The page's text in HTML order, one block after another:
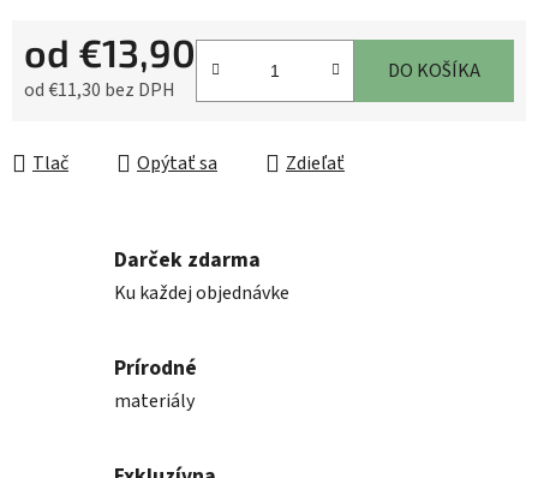
od €13,90
od€11,30 bez DPH
DO KOŠÍKA
Tlač Opýtať sa Zdieľať
Darček zdarma
Ku každej objednávke
Prírodné
materiály